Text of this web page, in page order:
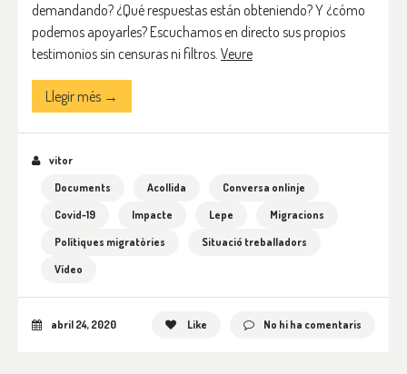
demandando? ¿Qué respuestas están obteniendo? Y ¿cómo
podemos apoyarles? Escuchamos en directo sus propios
testimonios sin censuras ni filtros. Veure
Llegir més →
vitor
Documents
Acollida
Conversa onlinje
Covid-19
Impacte Lepe
Migracions
Polítiques migratòries
Situació treballadors
Vídeo
abril 24, 2020 Like No hi ha comentaris